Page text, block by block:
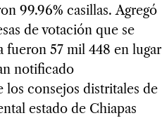
99.96% casillas. Agregó
de votación que se
57 mil 448 en lugar
notificado
consejos distritales de
estado de Chiapas